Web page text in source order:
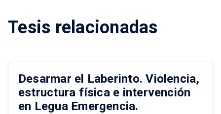
Tesis relacionadas
Desarmar el Laberinto. Violencia,
estructura física e intervención
en Legua Emergencia.